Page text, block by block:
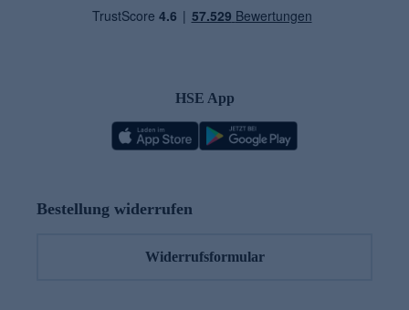
HSE App
Bestellung widerrufen
Widerrufsformular